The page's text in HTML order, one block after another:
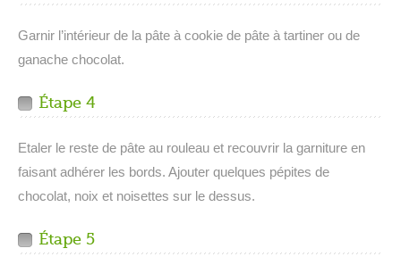
Garnir l’intérieur de la pâte à cookie de pâte à tartiner ou de
ganache chocolat.
Étape 4
Etaler le reste de pâte au rouleau et recouvrir la garniture en
faisant adhérer les bords. Ajouter quelques pépites de
chocolat, noix et noisettes sur le dessus.
Étape 5